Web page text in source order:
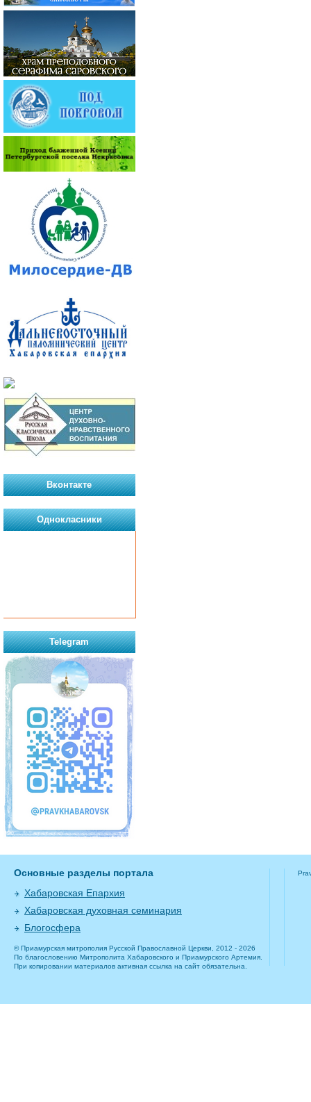
Вконтакте
Однокласники
Telegram
Основные разделы портала
Хабаровская Епархия
Хабаровская духовная семинария
Блогосфера
© Приамурская митрополия Русской Православной Церкви, 2012 - 2026
По благословению Митрополита Хабаровского и Приамурского Артемия.
При копировании материалов активная ссылка на сайт обязательна.